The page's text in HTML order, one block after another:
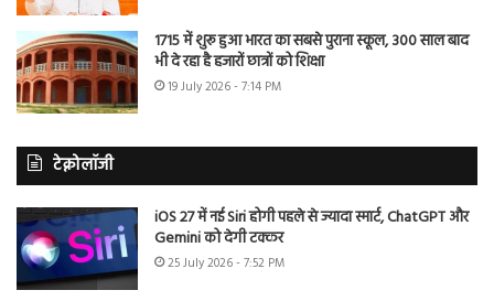
1715 में शुरू हुआ भारत का सबसे पुराना स्कूल, 300 साल बाद
भी दे रहा है हजारों छात्रों को शिक्षा
19 July 2026 - 7:14 PM
टेक्नोलॉजी
iOS 27 में नई Siri होगी पहले से ज्यादा स्मार्ट, ChatGPT और
Gemini को देगी टक्कर
25 July 2026 - 7:52 PM